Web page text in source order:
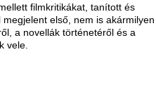
filmkritikákat, tanított és
első, nem is akármilyen
a novellák történetéről és a
vele.